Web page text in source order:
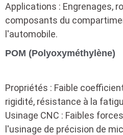
Applications : Engrenages,
composants du
l'automobile.
POM (Polyoxyméthylène)
Propriétés : Faible
rigidité, résistance à la
Usinage CNC : Faibles
l'usinage de précision de